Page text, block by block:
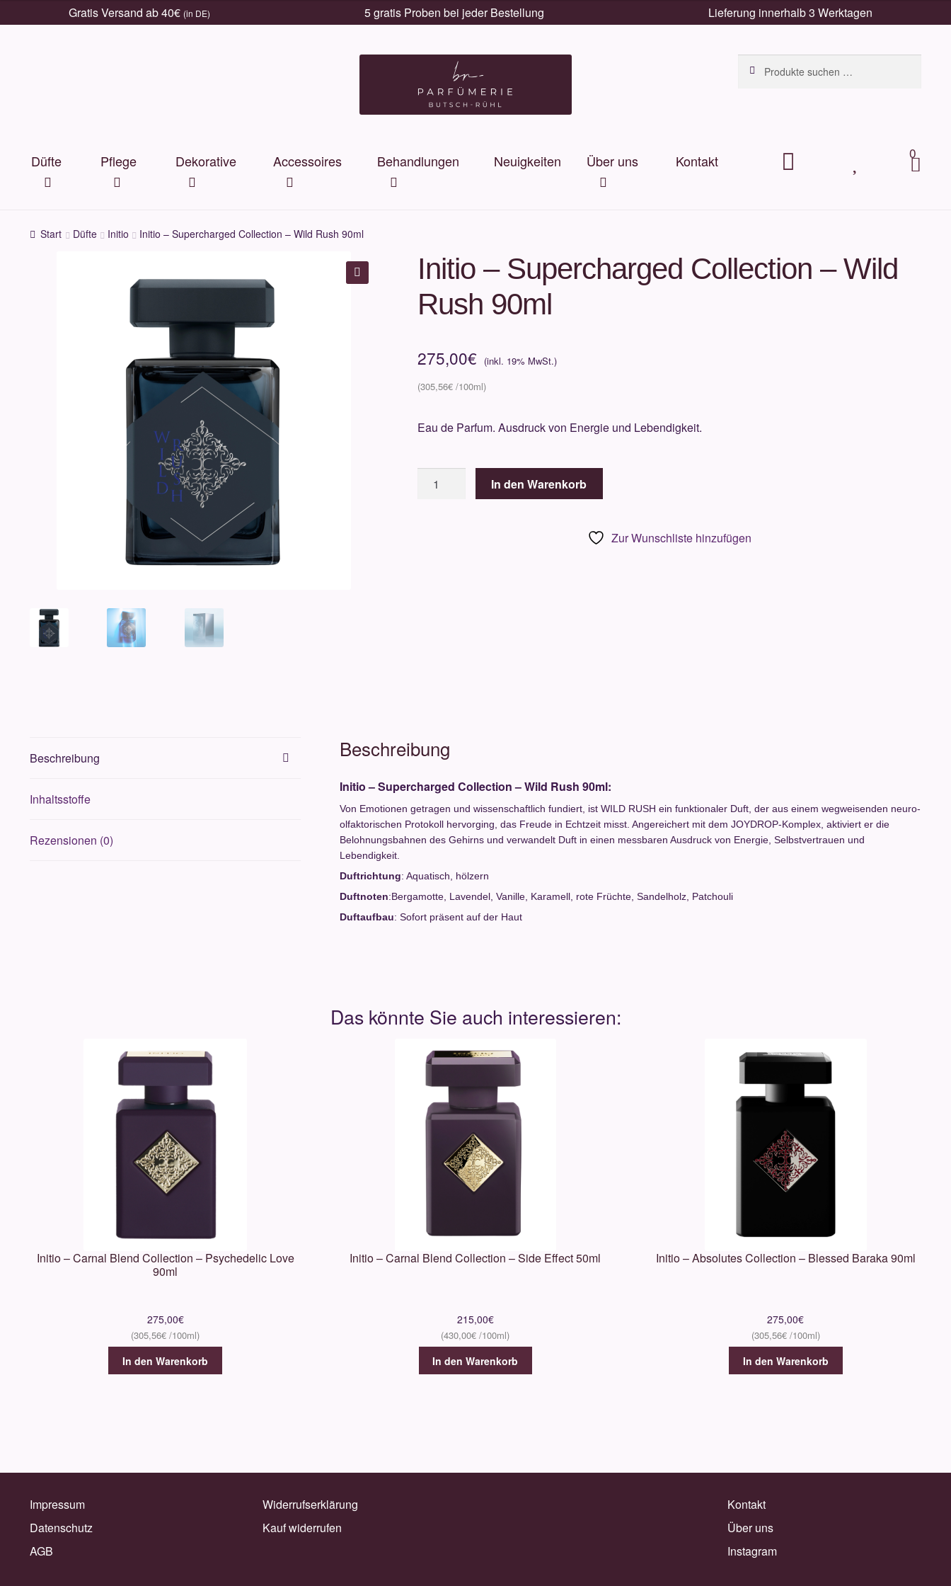
Gratis Versand ab 40€ (in DE) 5 gratis Proben bei jeder Bestellung Lieferung innerhalb 3 Werktagen
nach:
Düfte Pflege Dekorative Accessoires Behandlungen Neuigkeiten Über uns Kontakt
0
Arti
Start Düfte Initio Initio – Supercharged Collection – Wild Rush 90ml
Initio – Supercharged Collection – Wild
Rush 90ml
275,00€
305,56€
Eau de Parfum. Ausdruck von Energie und Lebendigkeit.
In den Warenkorb
Zur Wunschliste hinzufügen
Beschreibung
Inhaltsstoffe
Rezensionen (0)
Beschreibung
Initio – Supercharged Collection – Wild Rush 90ml:
Von Emotionen getragen und wissenschaftlich fundiert, ist WILD RUSH ein funktionaler Duft, der aus einem wegweisenden neuro-
olfaktorischen Protokoll hervorging, das Freude in Echtzeit misst. Angereichert mit dem JOYDROP-Komplex, aktiviert er die
Belohnungsbahnen des Gehirns und verwandelt Duft in einen messbaren Ausdruck von Energie, Selbstvertrauen und
Lebendigkeit.
Duftrichtung: Aquatisch, hölzern
Duftnoten:Bergamotte, Lavendel, Vanille, Karamell, rote Früchte, Sandelholz, Patchouli
Duftaufbau: Sofort präsent auf der Haut
Initio – Carnal Blend Collection – Psychedelic Love
90ml
275,00€
305,56€
In den Warenkorb
Initio – Carnal Blend Collection – Side Effect 50ml
215,00€
430,00€
In den Warenkorb
Initio – Absolutes Collection – Blessed Baraka 90ml
275,00€
305,56€
In den Warenkorb
Impressum
Datenschutz
AGB
Widerrufserklärung
Kauf widerrufen
Kontakt
Über uns
Instagram